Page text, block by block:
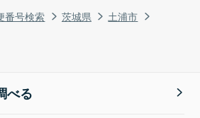
番号検索 茨城県
土浦市
べる